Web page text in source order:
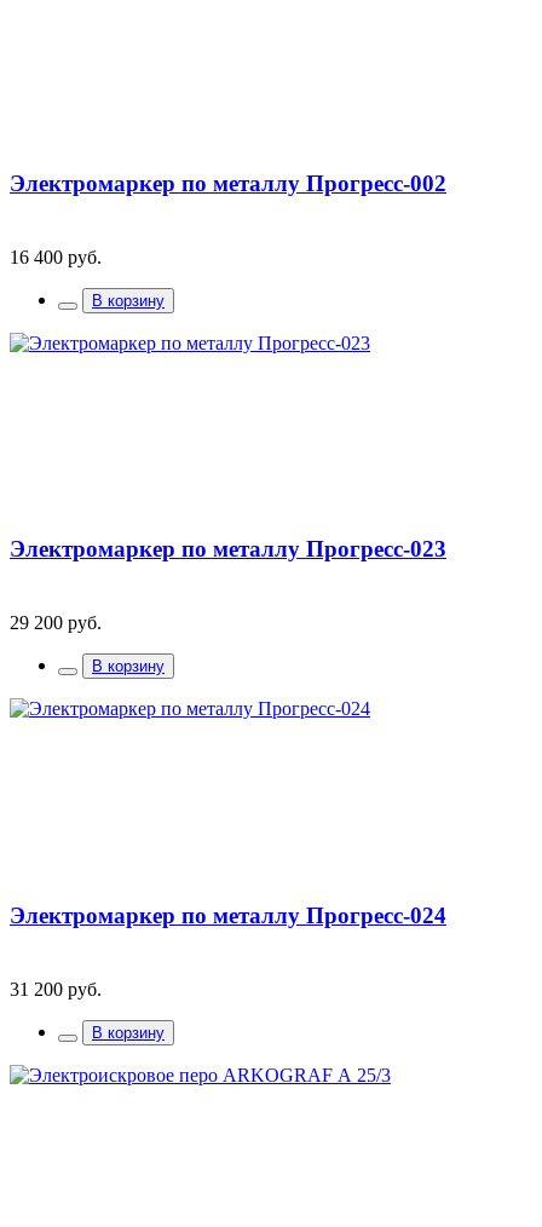
Электромаркер по металлу Прогресс-002
16 400 руб.
В корзину
Электромаркер по металлу Прогресс-023
29 200 руб.
В корзину
Электромаркер по металлу Прогресс-024
31 200 руб.
В корзину